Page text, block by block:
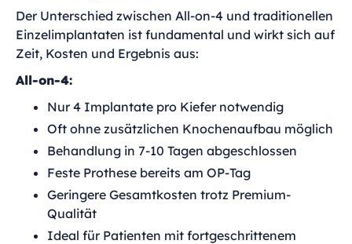
Der Unterschied zwischen All-on-4 und traditionellen
Einzelimplantaten ist fundamental und wirkt sich auf
Zeit, Kosten und Ergebnis aus:
All-on-4:
Nur 4 Implantate pro Kiefer notwendig
Oft ohne zusätzlichen Knochenaufbau möglich
Behandlung in 7-10 Tagen abgeschlossen
Feste Prothese bereits am OP-Tag
Geringere Gesamtkosten trotz Premium-
Qualität
Ideal für Patienten mit fortgeschrittenem